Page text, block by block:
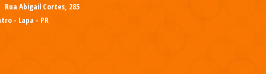
Rua Abigail Cortes, 285
- Lapa - PR